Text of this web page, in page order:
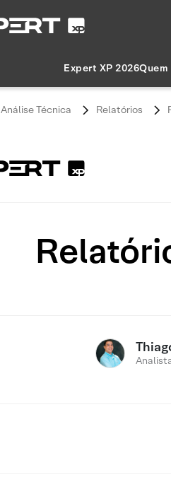
Expert XP 2026
Análise Técnica Relatórios